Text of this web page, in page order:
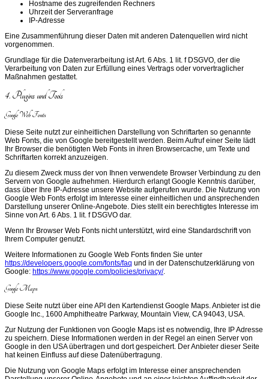
Hostname des zugreifenden Rechners
Uhrzeit der Serveranfrage
IP-Adresse
Eine Zusammenführung dieser Daten mit anderen Datenquellen wird nicht
vorgenommen.
Grundlage für die Datenverarbeitung ist Art. 6 Abs. 1 lit. f DSGVO, der die
Verarbeitung von Daten zur Erfüllung eines Vertrags oder vorvertraglicher
Maßnahmen gestattet.
4. Plugins und Tools
Google Web Fonts
Diese Seite nutzt zur einheitlichen Darstellung von Schriftarten so genannte
Web Fonts, die von Google bereitgestellt werden. Beim Aufruf einer Seite lädt
Ihr Browser die benötigten Web Fonts in ihren Browsercache, um Texte und
Schriftarten korrekt anzuzeigen.
Zu diesem Zweck muss der von Ihnen verwendete Browser Verbindung zu den
Servern von Google aufnehmen. Hierdurch erlangt Google Kenntnis darüber,
dass über Ihre IP-Adresse unsere Website aufgerufen wurde. Die Nutzung von
Google Web Fonts erfolgt im Interesse einer einheitlichen und ansprechenden
Darstellung unserer Online-Angebote. Dies stellt ein berechtigtes Interesse im
Sinne von Art. 6 Abs. 1 lit. f DSGVO dar.
Wenn Ihr Browser Web Fonts nicht unterstützt, wird eine Standardschrift von
Ihrem Computer genutzt.
Weitere Informationen zu Google Web Fonts finden Sie unter
https://developers.google.com/fonts/faq und in der Datenschutzerklärung von
Google: https://www.google.com/policies/privacy/.
Google Maps
Diese Seite nutzt über eine API den Kartendienst Google Maps. Anbieter ist die
Google Inc., 1600 Amphitheatre Parkway, Mountain View, CA 94043, USA.
Zur Nutzung der Funktionen von Google Maps ist es notwendig, Ihre IP Adresse
zu speichern. Diese Informationen werden in der Regel an einen Server von
Google in den USA übertragen und dort gespeichert. Der Anbieter dieser Seite
hat keinen Einfluss auf diese Datenübertragung.
Die Nutzung von Google Maps erfolgt im Interesse einer ansprechenden